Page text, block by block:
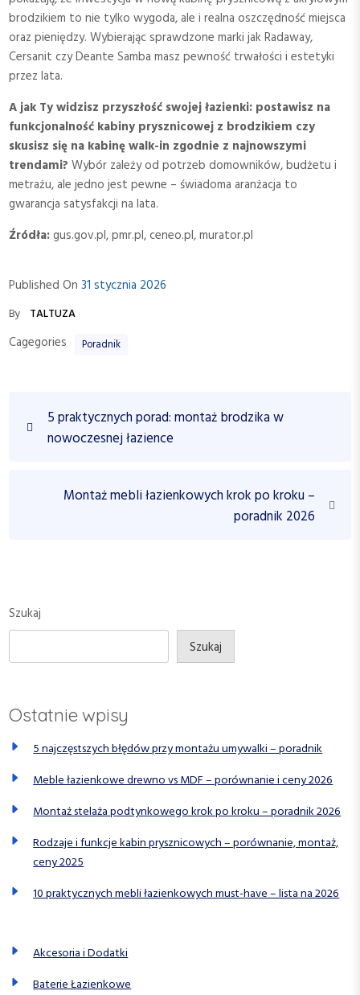
brodzikiem to nie tylko wygoda, ale i realna oszczędność miejsca
oraz pieniędzy. Wybierając sprawdzone marki jak Radaway,
Cersanit czy Deante Samba masz pewność trwałości i estetyki
przez lata.
A jak Ty widzisz przyszłość swojej łazienki: postawisz na
funkcjonalność kabiny prysznicowej z brodzikiem czy
skusisz się na kabinę walk-in zgodnie z najnowszymi
trendami? Wybór zależy od potrzeb domowników, budżetu i
metrażu, ale jedno jest pewne – świadoma aranżacja to
gwarancja satysfakcji na lata.
Źródła:gus.gov.pl, pmr.pl, ceneo.pl, murator.pl
Published On31 stycznia 2026
By TALTUZA
Cagegories Poradnik
w
i
u
P
r
t
5 praktycznych porad: montaż brodzika w
nowoczesnej łazience
s
t
Montaż mebli łazienkowych krok po kroku –
poradnik 2026
Szukaj
Szukaj
Ostatnie wpisy
5 najczęstszych błędów przy montażu umywalki – poradnik
Meble łazienkowe drewno vs MDF – porównanie i ceny 2026
Montaż stelaża podtynkowego krok po kroku – poradnik 2026
Rodzaje i funkcje kabin prysznicowych – porównanie, montaż,
ceny 2025
10 praktycznych mebli łazienkowych must-have – lista na 2026
Akcesoria i Dodatki
Baterie Łazienkowe